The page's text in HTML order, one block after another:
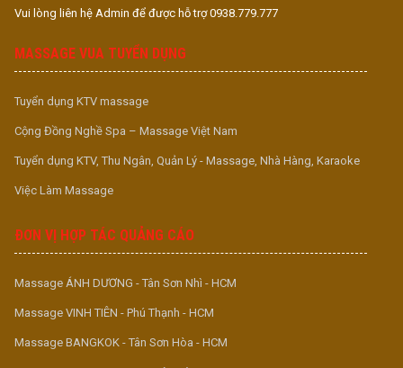
Vui lòng liên hệ Admin để được hỗ trợ 0938.779.777
MASSAGE VUA TUYỂN DỤNG
Tuyển dụng KTV massage
Cộng Đồng Nghề Spa – Massage Việt Nam
Tuyển dụng KTV, Thu Ngân, Quản Lý - Massage, Nhà Hàng, Karaoke
Việc Làm Massage
ĐƠN VỊ HỢP TÁC QUẢNG CÁO
Massage ÁNH DƯƠNG - Tân Sơn Nhì - HCM
Massage VINH TIÊN - Phú Thạnh - HCM
Massage BANGKOK - Tân Sơn Hòa - HCM